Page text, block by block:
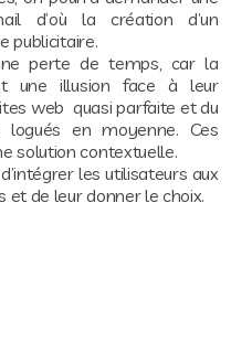
d’où la création d’un
publicitaire.
perte de temps, car la
une illusion face à leur
web quasi parfaite et du
logués en moyenne. Ces
solution contextuelle.
les utilisateurs aux
de leur donner le choix.